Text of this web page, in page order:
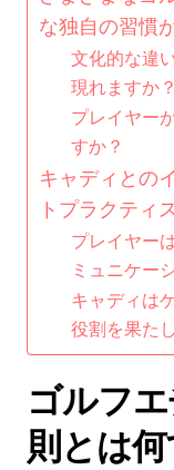
な独自の習慣
文化的な違
現れますか？
プレイヤー
すか？
キャディとの
トプラクティ
プレイヤー
ミュニケー
キャディは
役割を果た
ゴルフ
則とは